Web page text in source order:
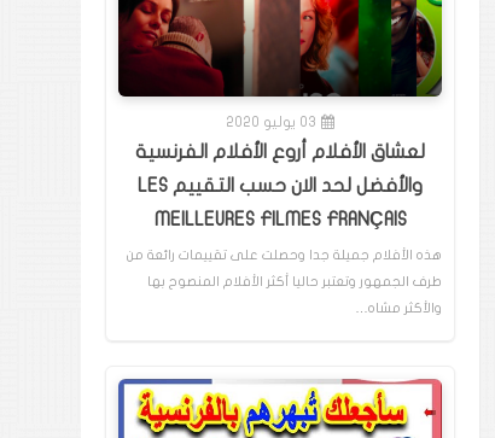
03 يوليو 2020
لعشاق الأفلام أروع الأفلام الفرنسية
والأفضل لحد الان حسب التقييم LES
MEILLEURES FILMES FRANÇAIS
هذه الأفلام جميلة جدا وحصلت على تقييمات رائعة من
طرف الجمهور وتعتبر حاليا أكثر الأفلام المنصوح بها
والأكثر مشاه…